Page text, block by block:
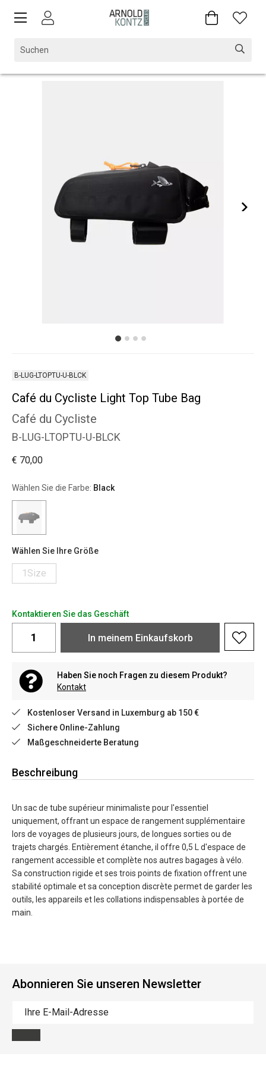
B-LUG-LTOPTU-U-BLCK
Café du Cycliste Light Top Tube Bag
Café du Cycliste
B-LUG-LTOPTU-U-BLCK
€ 70,00
Wählen Sie die Farbe: Black
Wählen Sie Ihre Größe
1Size
Kontaktieren Sie das Geschäft
In meinem Einkaufskorb
Haben Sie noch Fragen zu diesem Produkt?
Kontakt
Kostenloser Versand in Luxemburg ab 150 €
Sichere Online-Zahlung
Maßgeschneiderte Beratung
Beschreibung
Un sac de tube supérieur minimaliste pour l'essentiel
uniquement, offrant un espace de rangement supplémentaire
lors de voyages de plusieurs jours, de longues sorties ou de
trajets chargés. Entièrement étanche, il offre 0,5 L d'espace de
rangement accessible et complète nos autres bagages à vélo.
Sa construction rigide et ses trois points de fixation offrent une
stabilité optimale et sa conception discrète permet de garder les
outils, les appareils et les collations indispensables à portée de
main.
Abonnieren Sie unseren Newsletter